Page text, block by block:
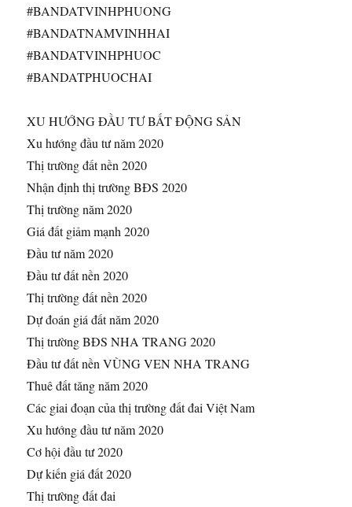
#BANDATVINHPHUONG
#BANDATNAMVINHHAI
#BANDATVINHPHUOC
#BANDATPHUOCHAI
XU HƯỚNG ĐẦU TƯ BẤT ĐỘNG SẢN
Xu hướng đầu tư năm 2020
Thị trường đất nền 2020
Nhận định thị trường BĐS 2020
Thị trường năm 2020
Giá đất giảm mạnh 2020
Đầu tư năm 2020
Đầu tư đất nền 2020
Thị trường đất nền 2020
Dự đoán giá đất năm 2020
Thị trường BĐS NHA TRANG 2020
Đầu tư đất nền VÙNG VEN NHA TRANG
Thuê đất tăng năm 2020
Các giai đoạn của thị trường đất đai Việt Nam
Xu hướng đầu tư năm 2020
Cơ hội đầu tư 2020
Dự kiến giá đất 2020
Thị trường đất đai